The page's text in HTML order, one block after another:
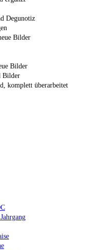
Degunotiz
Bilder
Bilder
Bilder
komplett überarbeitet